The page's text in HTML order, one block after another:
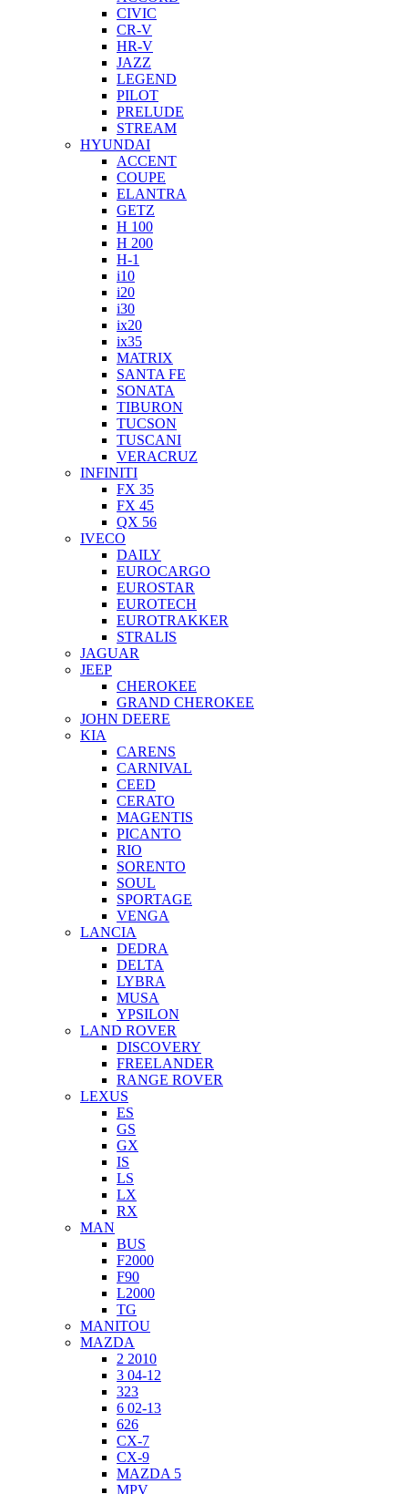
CIVIC
CR-V
HR-V
JAZZ
LEGEND
PILOT
PRELUDE
STREAM
HYUNDAI
ACCENT
COUPE
ELANTRA
GETZ
H 100
H 200
H-1
i10
i20
i30
ix20
ix35
MATRIX
SANTA FE
SONATA
TIBURON
TUCSON
TUSCANI
VERACRUZ
INFINITI
FX 35
FX 45
QX 56
IVECO
DAILY
EUROCARGO
EUROSTAR
EUROTECH
EUROTRAKKER
STRALIS
JAGUAR
JEEP
CHEROKEE
GRAND CHEROKEE
JOHN DEERE
KIA
CARENS
CARNIVAL
CEED
CERATO
MAGENTIS
PICANTO
RIO
SORENTO
SOUL
SPORTAGE
VENGA
LANCIA
DEDRA
DELTA
LYBRA
MUSA
YPSILON
LAND ROVER
DISCOVERY
FREELANDER
RANGE ROVER
LEXUS
ES
GS
GX
IS
LS
LX
RX
MAN
BUS
F2000
F90
L2000
TG
MANITOU
MAZDA
2 2010
3 04-12
323
6 02-13
626
CX-7
CX-9
MAZDA 5
MPV